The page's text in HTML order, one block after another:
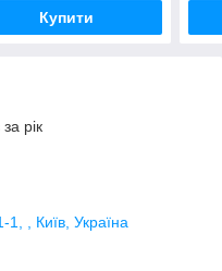
Купити
рік
1, , Київ, Україна